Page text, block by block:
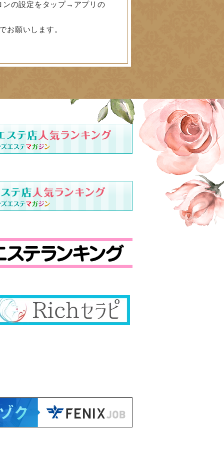
の設定をタップ→アプリの
お願いします。